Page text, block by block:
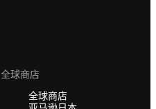
全球商店
全球商店